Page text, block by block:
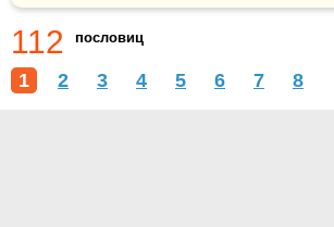
112 пословиц
1 2 3 4 5 6 7 8